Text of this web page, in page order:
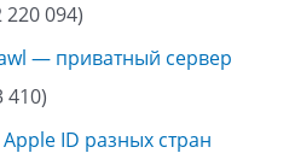
220 094)
— приватный сервер
410)
ID разных стран